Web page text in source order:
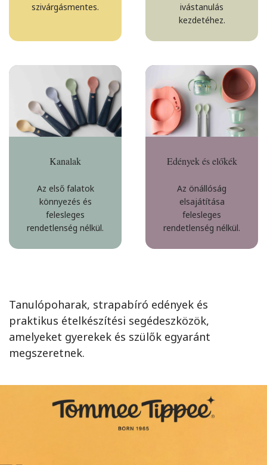
szivárgásmentes.
ivástanulás
kezdetéhez.
Kanalak
Az első falatok
könnyezés és
felesleges
rendetlenség nélkül.
Edények és előkék
Az önállóság
elsajátítása
felesleges
rendetlenség nélkül.
Tanulópoharak, strapabíró edények és
praktikus ételkészítési segédeszközök,
amelyeket gyerekek és szülők egyaránt
megszeretnek.